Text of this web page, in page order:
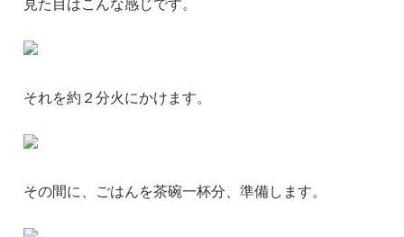
それを約２分火にかけます。
その間に、ごはんを茶碗一杯分、準備します。